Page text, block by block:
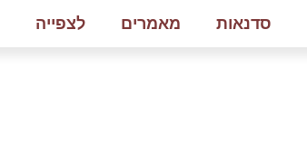
סדנאות מאמרים לצפייה